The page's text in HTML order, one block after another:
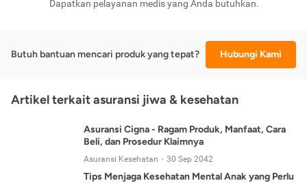
Dapatkan pelayanan medis yang Anda butuhkan.
Butuh bantuan mencari produk yang tepat? Hubungi Kami
Artikel terkait asuransi jiwa & kesehatan
Asuransi Cigna - Ragam Produk, Manfaat, Cara
Beli, dan Prosedur Klaimnya
Asuransi Kesehatan 30 Sep 2042
Tips Menjaga Kesehatan Mental Anak yang Perlu